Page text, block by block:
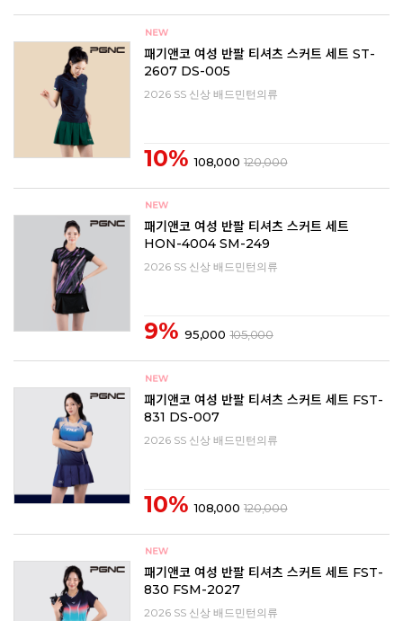
패기앤코 여성 반팔 티셔츠 스커트 세트 ST-
2607 DS-005
2026 SS 신상 배드민턴의류
10% 108,000 120,000
패기앤코 여성 반팔 티셔츠 스커트 세트
HON-4004 SM-249
2026 SS 신상 배드민턴의류
9% 95,000 105,000
패기앤코 여성 반팔 티셔츠 스커트 세트 FST-
831 DS-007
2026 SS 신상 배드민턴의류
10% 108,000 120,000
패기앤코 여성 반팔 티셔츠 스커트 세트 FST-
830 FSM-2027
2026 SS 신상 배드민턴의류